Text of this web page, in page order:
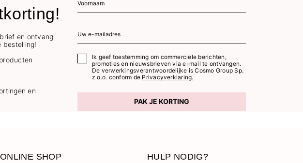
en ontvang
bestelling!
en
Ik geef toestemming om commerciële berichten,
promoties en nieuwsbrieven via e-mail te ontvangen.
De verwerkingsverantwoordelijke is Cosmo Group Sp.
z o.o. conform de Privacyverklaring.
PAK JE KORTING
ONLINE SHOP HULP NODIG?